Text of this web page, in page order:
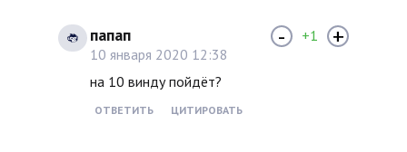
папап
10 января 2020 12:38
на 10 винду пойдёт?
ОТВЕТИТЬ ЦИТИРОВАТЬ
- +1 +